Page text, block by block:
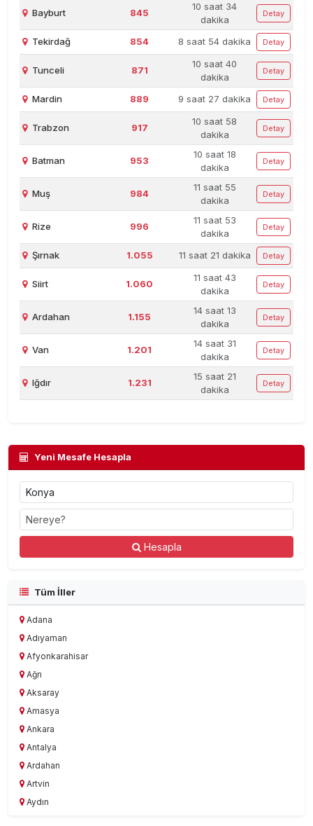
Bayburt 845
10 saat 34
dakika
Detay
Tekirdağ 854 8 saat 54 dakika Detay
Tunceli 871
10 saat 40
dakika
Detay
Mardin 889 9 saat 27 dakika Detay
Trabzon 917
10 saat 58
dakika
Detay
Batman 953
10 saat 18
dakika
Detay
Muş 984
11 saat 55
dakika
Detay
Rize 996
11 saat 53
dakika
Detay
Şırnak 1.055 11 saat 21 dakika Detay
Siirt 1.060
11 saat 43
dakika
Detay
Ardahan 1.155
14 saat 13
dakika
Detay
Van 1.201
14 saat 31
dakika
Detay
Iğdır 1.231
15 saat 21
dakika
Detay
Yeni Mesafe Hesapla
Hesapla
Tüm İller
Adana
Adıyaman
Afyonkarahisar
Ağrı
Aksaray
Amasya
Ankara
Antalya
Ardahan
Artvin
Aydın